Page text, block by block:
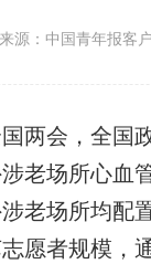
来源：中国青年报客
会，全国政
老场所心血
老场所均配
愿者规模，